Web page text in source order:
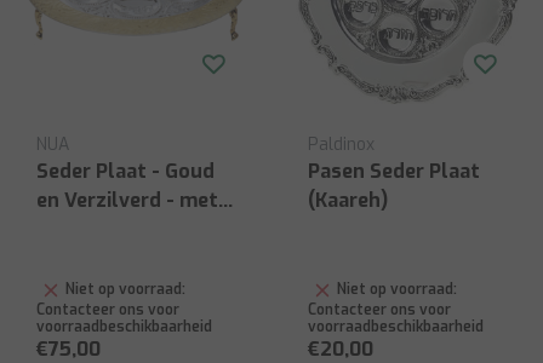
NUA
Seder Plaat - Goud
en Verzilverd - met
Niet op voorraad:
Contacteer ons voor
voorraadbeschikbaarheid
€75,00
Paldinox
Pasen Seder Plaat
(Kaareh)
Niet op voorraad:
Contacteer ons voor
voorraadbeschikbaarheid
€20,00